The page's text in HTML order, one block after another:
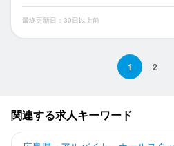
最終更新日：30日以上前
1 2
関連する求人キーワード